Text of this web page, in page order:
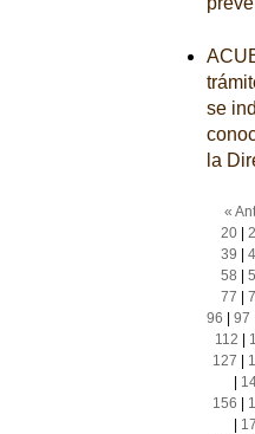
se
la
«
20|
39
58
77
96
97
112
127
156